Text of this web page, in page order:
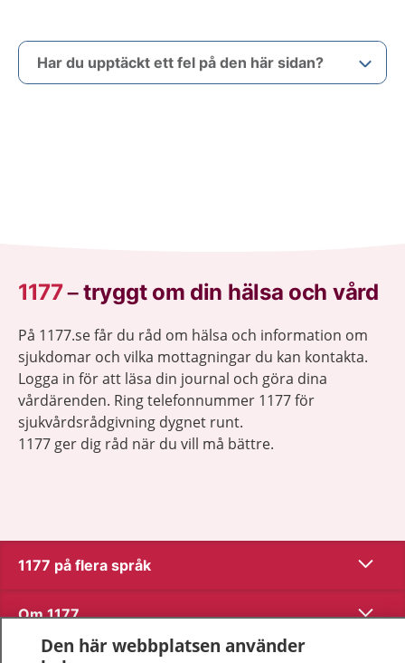
Har du upptäckt ett fel på den här sidan?
1177–tryggt om din hälsa och vård
På 1177.se får du råd om hälsa och information om
sjukdomar och vilka mottagningar du kan kontakta.
Logga in för att läsa din journal och göra dina
vårdärenden. Ring telefonnummer 1177 för
sjukvårdsrådgivning dygnet runt.
1177 ger dig råd när du vill må bättre.
1177 på flera språk Visa
Om 1177 Visa
Den här webbplatsen använder